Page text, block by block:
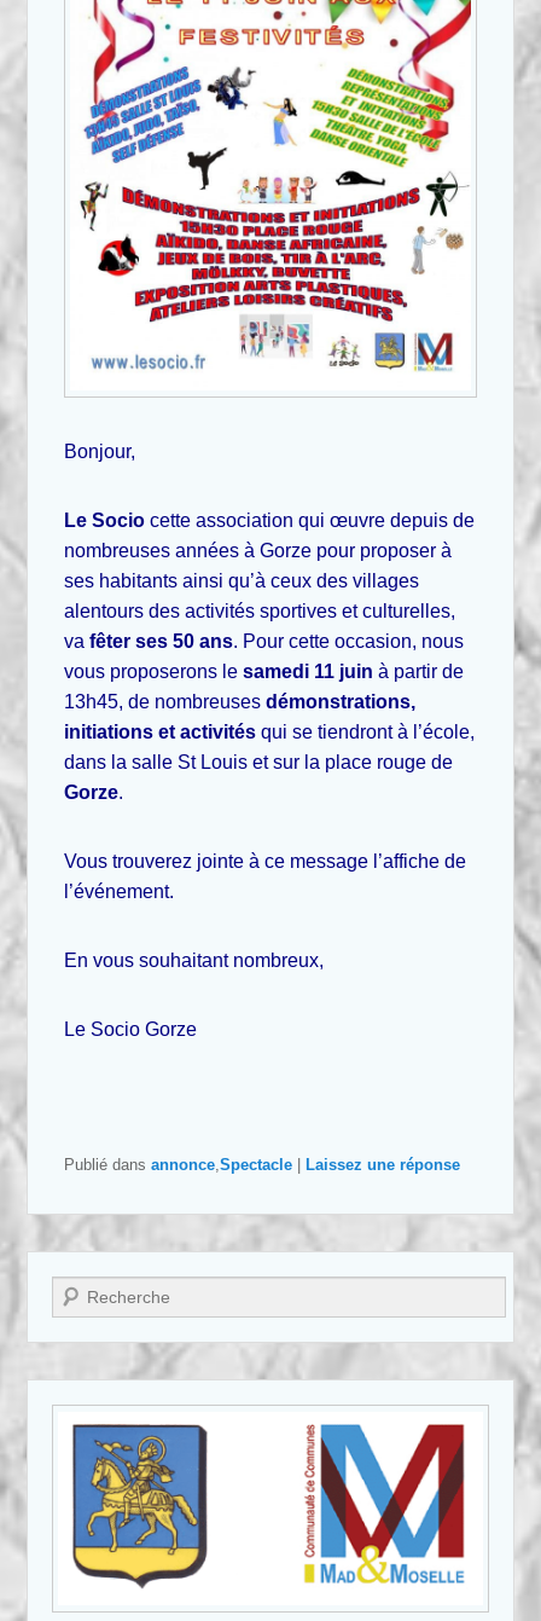
Bonjour,
Le Socio cette association qui œuvre depuis de
nombreuses années à Gorze pour proposer à
ses habitants ainsi qu’à ceux des villages
alentours des activités sportives et culturelles,
vafêter ses 50 ans. Pour cette occasion, nous
vous proposerons lesamedi 11 juin à partir de
13h45, de nombreusesdémonstrations,
initiations et activités qui se tiendront à l’école,
dans la salle St Louis et sur la place rouge de
Gorze.
Vous trouverez jointe à ce message l’affiche de
l’événement.
En vous souhaitant nombreux,
Le Socio Gorze
Publié dans annonce,Spectacle Laissez une réponse
Recherche